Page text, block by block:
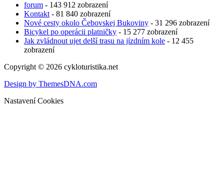
forum - 143 912 zobrazení
Kontakt - 81 840 zobrazení
Nové cesty okolo Čebovskej Bukoviny - 31 296 zobrazení
Bicykel po operácii platničky - 15 277 zobrazení
Jak zvládnout ujet delší trasu na jízdním kole - 12 455
zobrazení
Copyright © 2026 cykloturistika.net
Design by ThemesDNA.com
Nastavení Cookies